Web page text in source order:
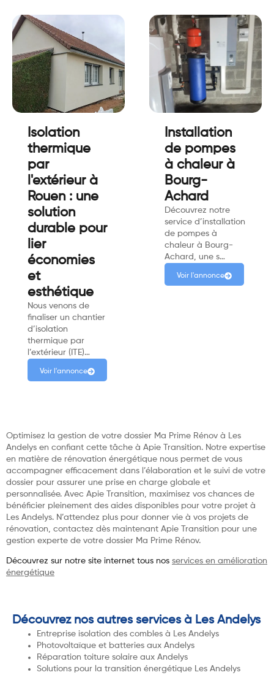
Isolation
thermique
par
l'extérieur à
Rouen : une
solution
durable pour
lier
économies
et
esthétique
Nous venons de
finaliser un chantier
d’isolation
thermique par
l’extérieur (ITE)…
Voir l'annonce
Installation
de pompes
à chaleur à
Bourg-
Achard
Découvrez notre
service d’installation
de pompes à
chaleur à Bourg-
Achard, une s…
Voir l'annonce
Optimisez la gestion de votre dossier Ma Prime Rénov à Les
Andelys en confiant cette tâche à Apie Transition. Notre expertise
en matière de rénovation énergétique nous permet de vous
accompagner efficacement dans l’élaboration et le suivi de votre
dossier pour assurer une prise en charge globale et
personnalisée. Avec Apie Transition, maximisez vos chances de
bénéficier pleinement des aides disponibles pour votre projet à
Les Andelys. N’attendez plus pour donner vie à vos projets de
rénovation, contactez dès maintenant Apie Transition pour une
gestion experte de votre dossier Ma Prime Rénov.
Découvrez sur notre site internet tous nos services en amélioration
énergétique
Découvrez nos autres services à Les Andelys
Entreprise isolation des combles à Les Andelys
Photovoltaïque et batteries aux Andelys
Réparation toiture solaire aux Andelys
Solutions pour la transition énergétique Les Andelys